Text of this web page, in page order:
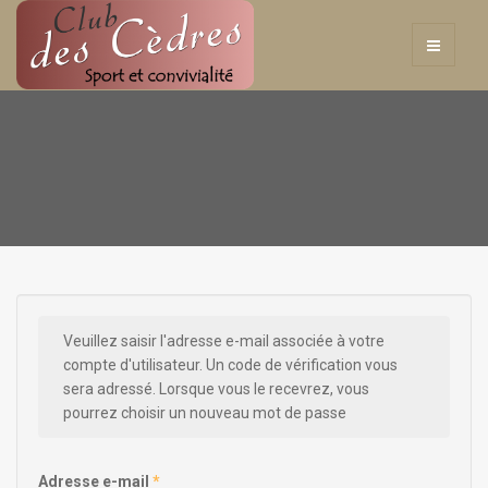
Veuillez saisir l'adresse e-mail associée à votre
compte d'utilisateur. Un code de vérification vous
sera adressé. Lorsque vous le recevrez, vous
pourrez choisir un nouveau mot de passe
Adresse e-mail *